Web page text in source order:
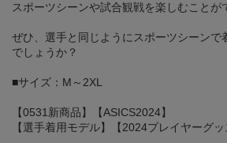
スポーツシーンや試合観戦を楽しむことが
ぜひ、選手と同じようにスポーツシーンで
でしょうか？
■サイズ：M～2XL
【0531新商品】【ASICS2024】
【選手着用モデル】【2024プレイヤーグッ